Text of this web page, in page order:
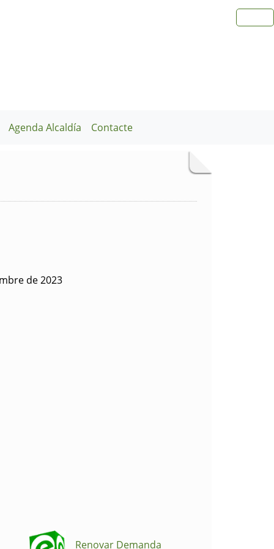
Agenda Alcaldía Contacte
de 2023
Renovar Demanda